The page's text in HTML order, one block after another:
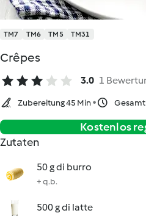
TM7 TM6 TM5 TM31
Crêpes
3.0 1
Zubereitung 45 Min Gesamt
Kostenlos
Zutaten
50 g di burro
+ q.b.
500 g di latte